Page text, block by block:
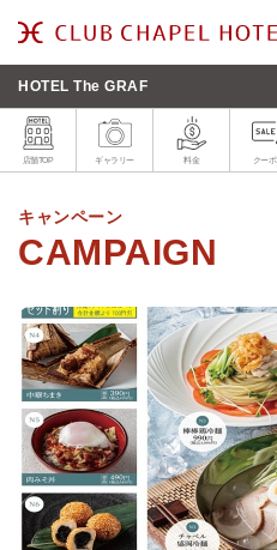
HOTEL The GRAF
店舗TOP ギャラリー 料金 クーポ
キャンペーン